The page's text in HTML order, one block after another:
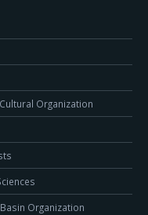
Organization
Organization